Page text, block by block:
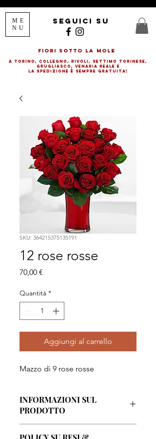
ME
NU
seguici su
FIORI SOTTO LA MOLE
a Torino, Collegno, rivolI, SETTIMO TORINESE,
GRUGLIASCO, VENARIA REALE E
LA SPEDIZIONE è SEMPRE GRATUITA!
SKU: 364215375135191
12 rose rosse
70,00 €
Quantità *
Aggiungi al carrello
Mazzo di 9 rose rosse
INFORMAZIONI SUL
PRODOTTO